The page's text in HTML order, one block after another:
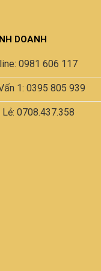
DOANH
0981 606 117
1: 0395 805 939
Lẻ: 0708.437.358